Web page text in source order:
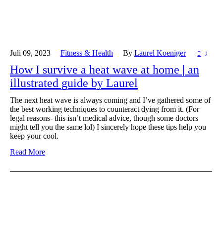
Juli 09, 2023 Fitness & Health By Laurel Koeniger 2
How I survive a heat wave at home | an
illustrated guide by Laurel
The next heat wave is always coming and I’ve gathered some of
the best working techniques to counteract dying from it. (For
legal reasons- this isn’t medical advice, though some doctors
might tell you the same lol) I sincerely hope these tips help you
keep your cool.
Read More